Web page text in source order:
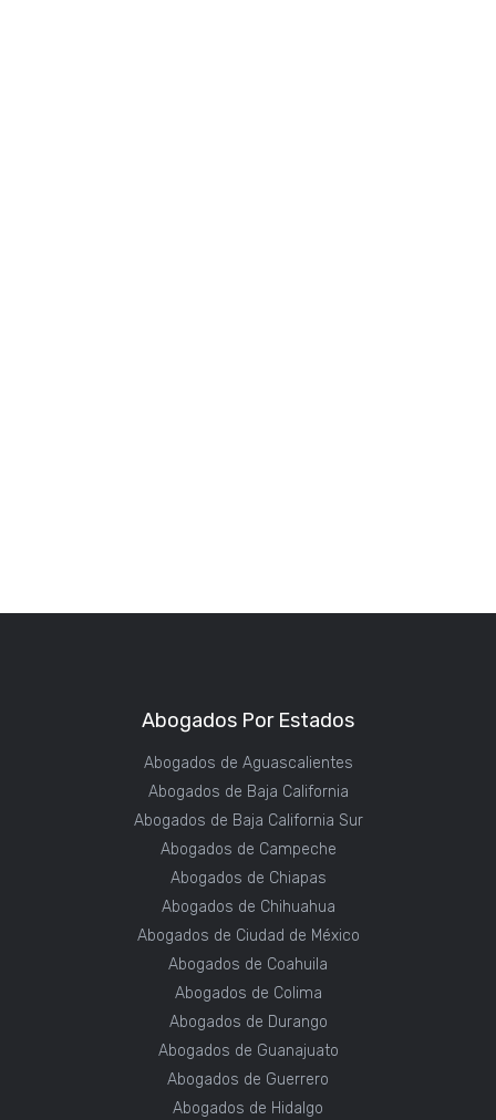
Abogados Por Estados
Abogados de Aguascalientes
Abogados de Baja California
Abogados de Baja California Sur
Abogados de Campeche
Abogados de Chiapas
Abogados de Chihuahua
Abogados de Ciudad de México
Abogados de Coahuila
Abogados de Colima
Abogados de Durango
Abogados de Guanajuato
Abogados de Guerrero
Abogados de Hidalgo